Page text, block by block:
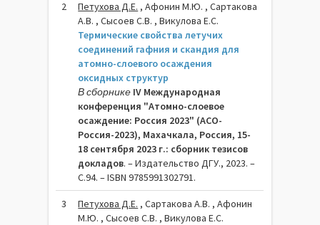
2 Петухова Д.Е. , Афонин М.Ю. , Сартакова
А.В. , Сысоев С.В. , Викулова Е.С.
Термические свойства летучих
соединений гафния и скандия для
атомно-слоевого осаждения
оксидных структур
В сборнике IV Международная
конференция "Атомно-слоевое
осаждение: Россия 2023" (АСО-
Россия-2023), Махачкала, Россия, 15-
18 сентября 2023 г.: сборник тезисов
докладов. – Издательство ДГУ., 2023. –
C.94. – ISBN 9785991302791.
3 Петухова Д.Е. , Сартакова А.В. , Афонин
М.Ю. , Сысоев С.В. , Викулова Е.С.